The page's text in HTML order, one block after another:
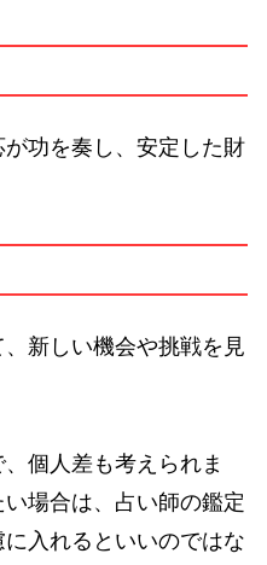
功を奏し、安定した財
新しい機会や挑戦を見
個人差も考えられま
場合は、占い師の鑑定
入れるといいのではな